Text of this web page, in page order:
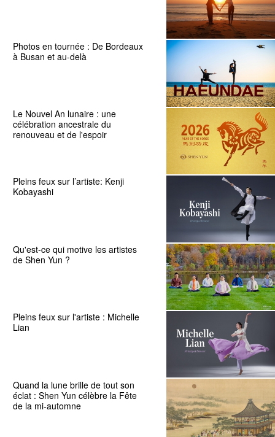
Photos en tournée : De Bordeaux
à Busan et au-delà
Le Nouvel An lunaire : une
célébration ancestrale du
renouveau et de l'espoir
Pleins feux sur l’artiste: Kenji
Kobayashi
Qu'est-ce qui motive les artistes
de Shen Yun ?
Pleins feux sur l'artiste : Michelle
Lian
Quand la lune brille de tout son
éclat : Shen Yun célèbre la Fête
de la mi-automne